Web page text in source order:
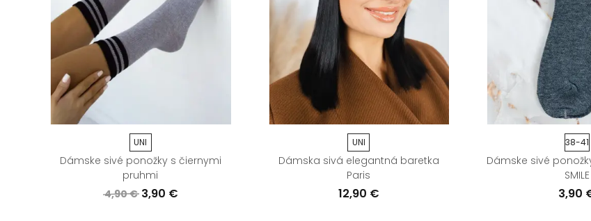
UNI
Dámske sivé ponožky s čiernymi
pruhmi
4,90 € 3,90 €
UNI
Dámska sivá elegantná baretka
Paris
12,90 €
38-41
Dámske sivé
SMILE
3,90